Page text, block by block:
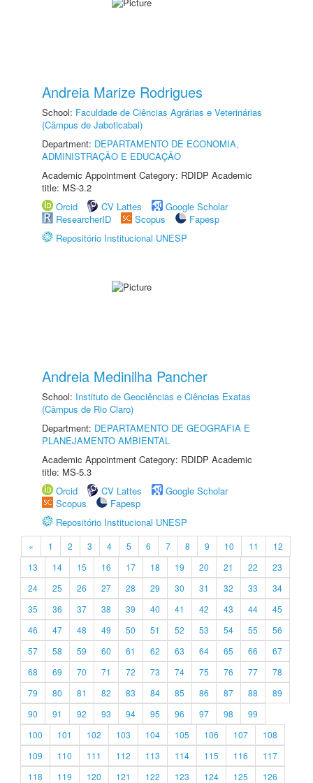
Andreia Marize Rodrigues
School: Faculdade de Ciências Agrárias e Veterinárias
(Câmpus de Jaboticabal)
Department: DEPARTAMENTO DE ECONOMIA,
ADMINISTRAÇÃO E EDUCAÇÃO
Academic Appointment Category: RDIDP Academic
title: MS-3.2
Orcid
CV Lattes
Google Scholar
ResearcherID
Scopus
Fapesp
Repositório Institucional UNESP
Andreia Medinilha Pancher
School: Instituto de Geociências e Ciências Exatas
(Câmpus de Rio Claro)
Department: DEPARTAMENTO DE GEOGRAFIA E
PLANEJAMENTO AMBIENTAL
Academic Appointment Category: RDIDP Academic
title: MS-5.3
Orcid
CV Lattes
Google Scholar
Scopus
Fapesp
Repositório Institucional UNESP
« 1 2 3 4 5 6 7 8 9 10 11
12
13
14 15 16 17 18 19 20 21 22
23
24
25 26 27 28 29 30 31 32 33
34
35
36 37 38 39 40 41 42 43 44
45
46
47 48 49 50 51 52 53 54 55
56
57
58 59 60 61 62 63 64 65 66
67
68
69 70 71 72 73 74 75 76 77
78
79
80 81 82 83 84 85 86 87 88
89
90
91 92 93 94 95 96 97 98
99
100
101 102 103 104 105 106 107
108
109
110 111 112 113 114 115 116
117
118
119 120 121 122 123 124 125
126